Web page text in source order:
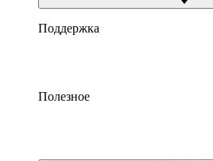
Поддержка
Полезное